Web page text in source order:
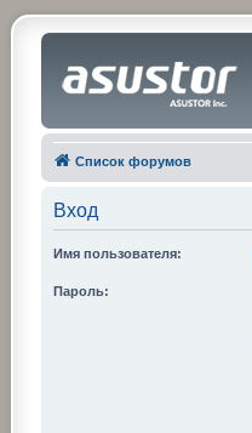
Список форумов
Вход
Имя пользователя:
Пароль: